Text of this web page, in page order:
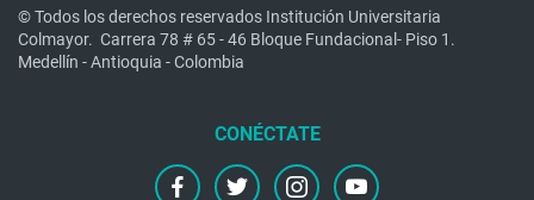
© Todos los derechos reservados Institución Universitaria
Colmayor. Carrera 78 # 65 - 46 Bloque Fundacional- Piso 1.
Medellín - Antioquia - Colombia
facebooktwitter instagramyoutube